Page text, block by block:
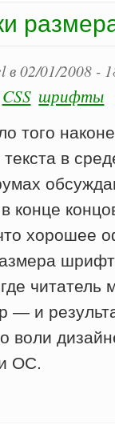
в 02/01/2008 -
CSS шрифты
того
в
конце
хорошее
читатель
— и
воли
ОС.